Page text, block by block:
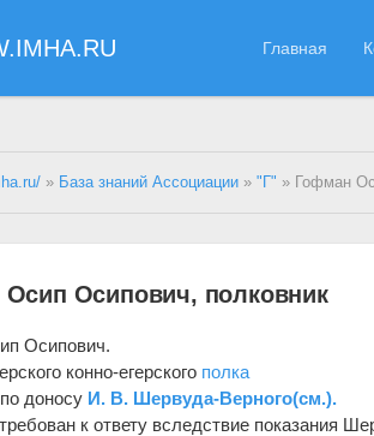
Главная
» База знаний Ассоциации »"Г" » Гофман
Осипович, полковник
Осипович.
конно-егерского полка
доносу И. В. Шервуда-Верного(см.).
к ответу вследствие показания